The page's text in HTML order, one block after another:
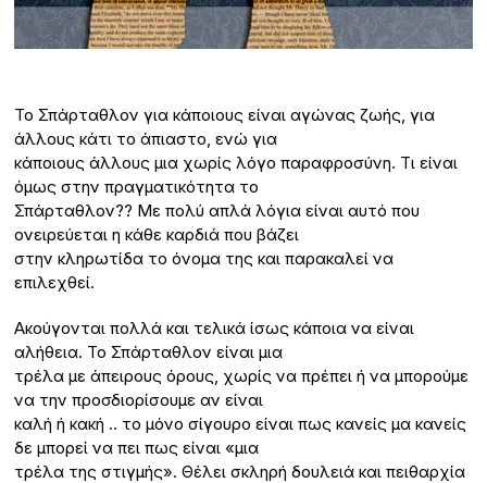
Το Σπάρταθλον για κάποιους είναι αγώνας ζωής, για
άλλους κάτι το άπιαστο, ενώ για
κάποιους άλλους μια χωρίς λόγο παραφροσύνη. Τι είναι
όμως στην πραγματικότητα το
Σπάρταθλον?? Με πολύ απλά λόγια είναι αυτό που
ονειρεύεται η κάθε καρδιά που βάζει
στην κληρωτίδα το όνομα της και παρακαλεί να
επιλεχθεί.
Ακούγονται πολλά και τελικά ίσως κάποια να είναι
αλήθεια. Το Σπάρταθλον είναι μια
τρέλα με άπειρους όρους, χωρίς να πρέπει ή να μπορούμε
να την προσδιορίσουμε αν είναι
καλή ή κακή .. το μόνο σίγουρο είναι πως κανείς μα κανείς
δε μπορεί να πει πως είναι «μια
τρέλα της στιγμής». Θέλει σκληρή δουλειά και πειθαρχία